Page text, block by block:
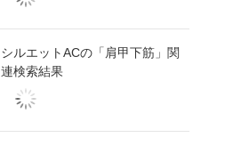
シルエットACの「肩甲下筋」関
連検索結果